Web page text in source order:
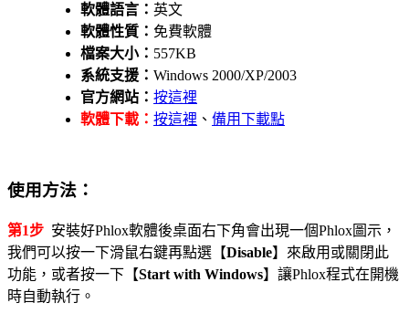
軟體語言： 英文
軟體性質： 免費軟體
檔案大小： 557KB
系統支援： Windows 2000/XP/2003
官方網站： 按這裡
軟體下載： 按這裡 、 備用下載點
使用方法：
第1步 安裝好Phlox軟體後桌面右下角會出現一個Phlox圖示，
我們可以按一下滑鼠右鍵再點選【Disable】來啟用或關閉此
功能，或者按一下【Start with Windows】讓Phlox程式在開機
時自動執行。